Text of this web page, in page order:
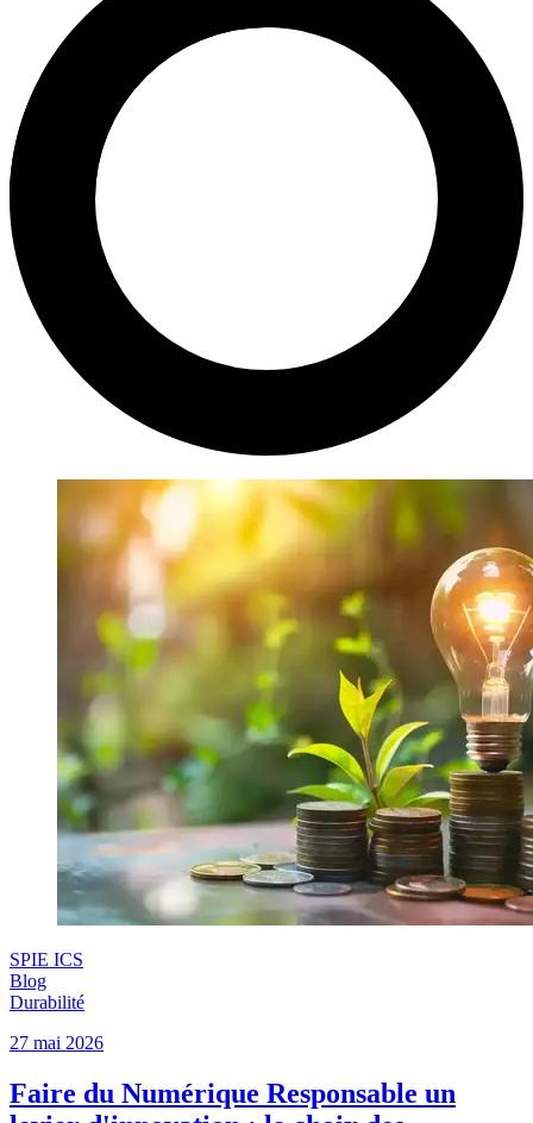
SPIE ICS
Blog
Durabilité
27 mai 2026
Faire du Numérique Responsable un